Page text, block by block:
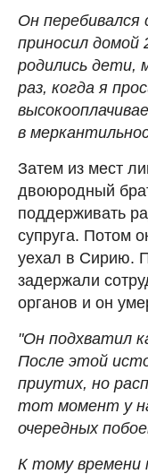
Он перебивался
приносил домой
родились дети,
раз, когда я
в
Затем из мест
двоюродный
поддерживать
супруга. Потом
уехал в Сирию.
задержали
органов и он
"Он подхватил
После этой
приутих, но
тот момент у
очередных
К тому времени